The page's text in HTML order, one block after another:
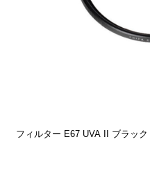
フィルター E67 UVA II ブラック